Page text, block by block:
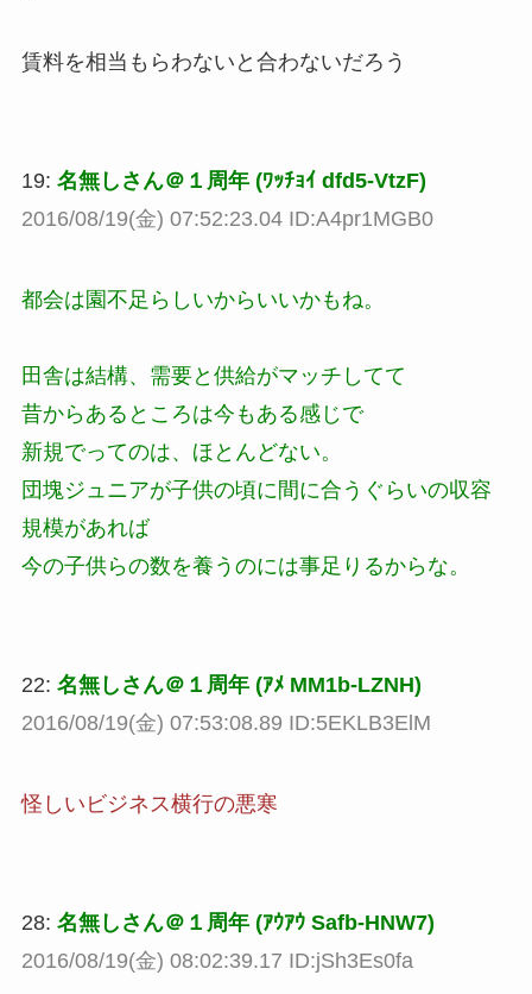
賃料を相当もらわないと合わないだろう
19: 名無しさん＠１周年 (ﾜｯﾁｮｲ dfd5-VtzF)
2016/08/19(金) 07:52:23.04 ID:A4pr1MGB0
都会は園不足らしいからいいかもね。
田舎は結構、需要と供給がマッチしてて
昔からあるところは今もある感じで
新規でってのは、ほとんどない。
団塊ジュニアが子供の頃に間に合うぐらいの収容
規模があれば
今の子供らの数を養うのには事足りるからな。
22: 名無しさん＠１周年 (ｱﾒ MM1b-LZNH)
2016/08/19(金) 07:53:08.89 ID:5EKLB3ElM
怪しいビジネス横行の悪寒
28: 名無しさん＠１周年 (ｱｳｱｳ Safb-HNW7)
2016/08/19(金) 08:02:39.17 ID:jSh3Es0fa